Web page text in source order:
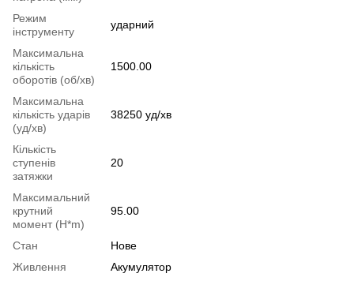
Режим
інструменту
ударний
Максимальна
кількість
оборотів (об/хв)
1500.00
Максимальна
кількість ударів
(уд/хв)
38250 уд/хв
Кількість
ступенів
затяжки
20
Максимальний
крутний
момент (H*m)
95.00
Стан
Нове
Живлення
Акумулятор